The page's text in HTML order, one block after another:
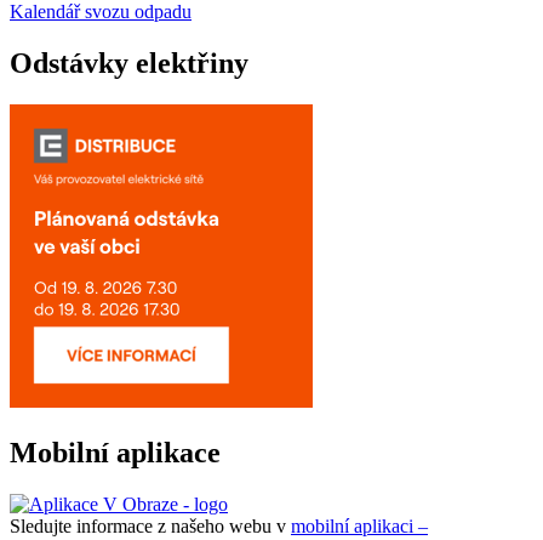
Kalendář svozu odpadu
Odstávky elektřiny
Mobilní aplikace
Sledujte informace z našeho webu v mobilní aplikaci –